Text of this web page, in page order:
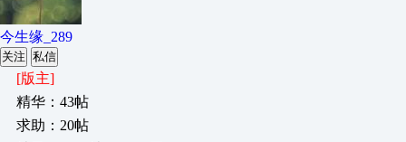
今生缘_289
关注 私信
[版主]
精华：43帖
求助：20帖